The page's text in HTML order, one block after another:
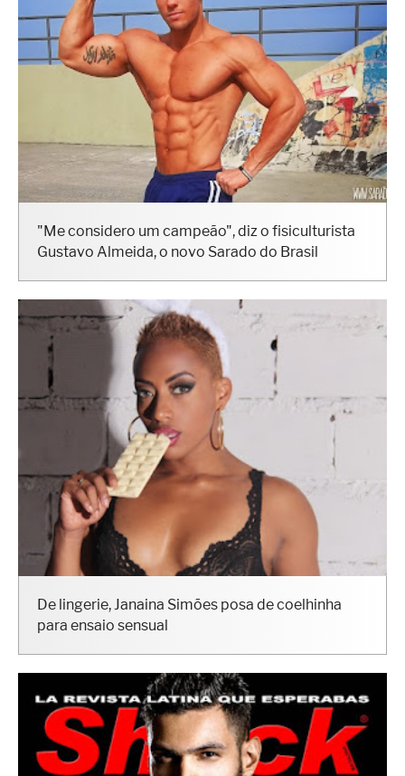
"Me considero um campeão", diz o fisiculturista
Gustavo Almeida, o novo Sarado do Brasil
De lingerie, Janaina Simões posa de coelhinha
para ensaio sensual